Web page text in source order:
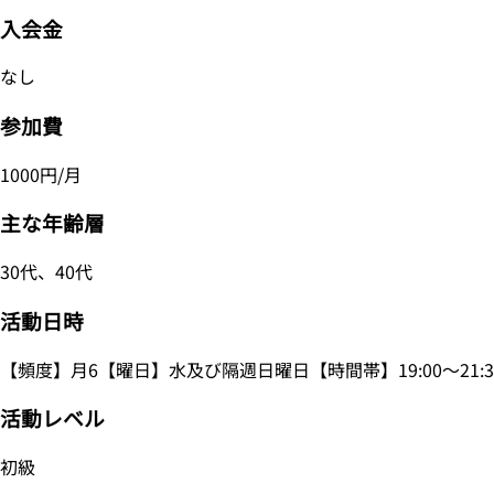
入会金
なし
参加費
1000円/月
主な年齢層
30代、40代
活動日時
【頻度】月6【曜日】水及び隔週日曜日【時間帯】19:00～
活動レベル
初級